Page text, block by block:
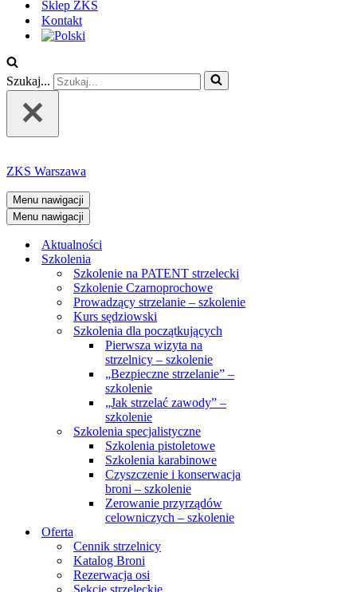
Sklep ZKS
Kontakt
Szukaj...
ZKS Warszawa
Menu nawigacji
Menu nawigacji
Aktualności
Szkolenia
Szkolenie na PATENT strzelecki
Szkolenie Czarnoprochowe
Prowadzący strzelanie – szkolenie
Kurs sędziowski
Szkolenia dla początkujących
Pierwsza wizyta na
strzelnicy – szkolenie
„Bezpieczne strzelanie” –
szkolenie
„Jak strzelać zawody” –
szkolenie
Szkolenia specjalistyczne
Szkolenia pistoletowe
Szkolenia karabinowe
Czyszczenie i konserwacja
broni – szkolenie
Zerowanie przyrządów
celowniczych – szkolenie
Oferta
Cennik strzelnicy
Katalog Broni
Rezerwacja osi
Sekcje strzeleckie